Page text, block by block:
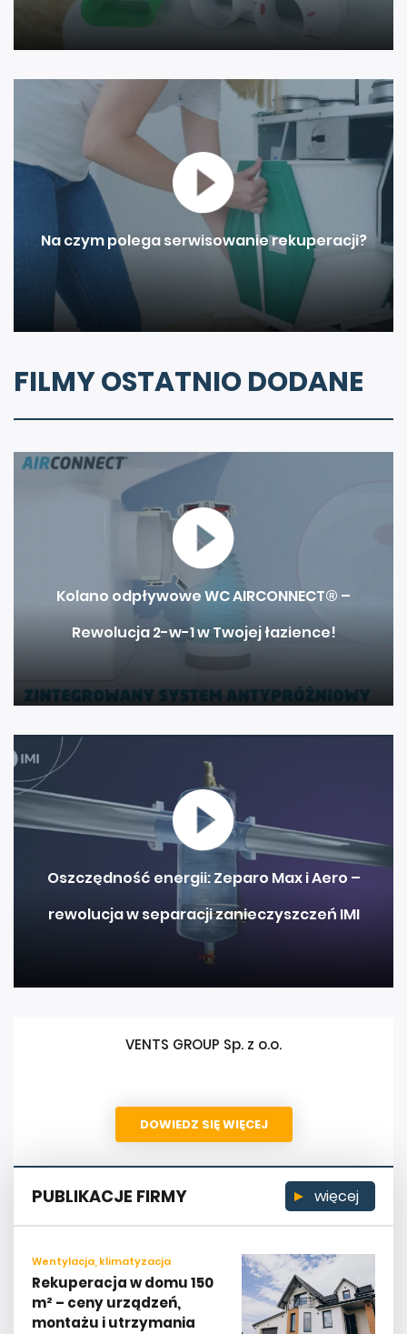
Na czym polega serwisowanie rekuperacji?
FILMY OSTATNIO DODANE
Kolano odpływowe WC AIRCONNECT® –
Rewolucja 2-w-1 w Twojej łazience!
Oszczędność energii: Zeparo Max i Aero –
rewolucja w separacji zanieczyszczeń IMI
VENTS GROUP Sp. z o.o.
DOWIEDZ SIĘ WIĘCEJ
PUBLIKACJE FIRMY więcej
Wentylacja, klimatyzacja
Rekuperacja w domu 150
m² – ceny urządzeń,
montażu i utrzymania